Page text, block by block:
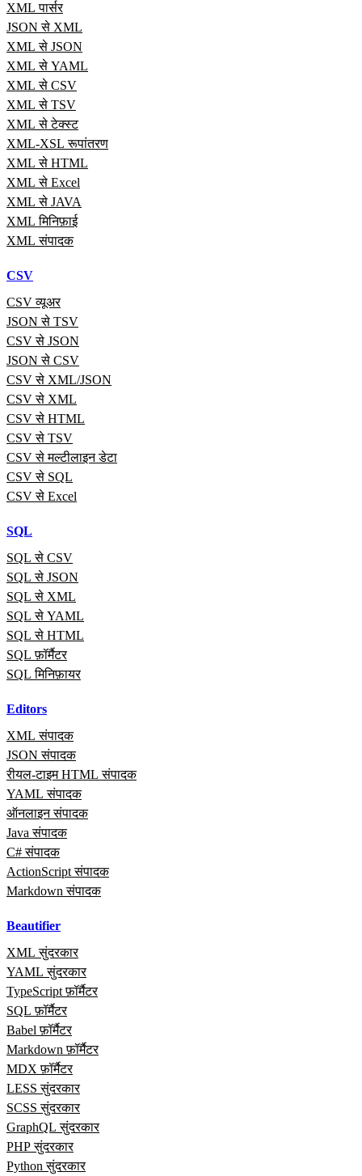
XML पार्सर
JSON से XML
XML से JSON
XML से YAML
XML से CSV
XML से TSV
XML से टेक्स्ट
XML-XSL रूपांतरण
XML से HTML
XML से Excel
XML से JAVA
XML मिनिफ़ाई
XML संपादक
CSV
CSV व्यूअर
JSON से TSV
CSV से JSON
JSON से CSV
CSV से XML/JSON
CSV से XML
CSV से HTML
CSV से TSV
CSV से मल्टीलाइन डेटा
CSV से SQL
CSV से Excel
SQL
SQL से CSV
SQL से JSON
SQL से XML
SQL से YAML
SQL से HTML
SQL फ़ॉर्मैटर
SQL मिनिफ़ायर
Editors
XML संपादक
JSON संपादक
रीयल‑टाइम HTML संपादक
YAML संपादक
ऑनलाइन संपादक
Java संपादक
C# संपादक
ActionScript संपादक
Markdown संपादक
Beautifier
XML सुंदरकार
YAML सुंदरकार
TypeScript फ़ॉर्मैटर
SQL फ़ॉर्मैटर
Babel फ़ॉर्मैटर
Markdown फ़ॉर्मैटर
MDX फ़ॉर्मैटर
LESS सुंदरकार
SCSS सुंदरकार
GraphQL सुंदरकार
PHP सुंदरकार
Python सुंदरकार